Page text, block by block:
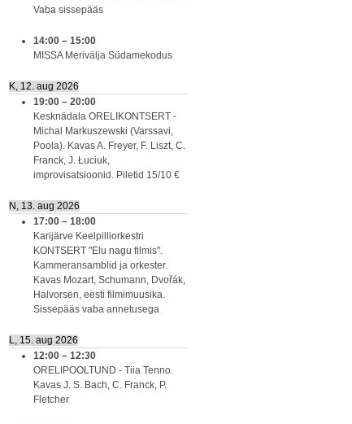
Vaba sissepääs
14:00 – 15:00
MISSA Merivälja Südamekodus
K, 12. aug 2026
19:00 – 20:00
Kesknädala ORELIKONTSERT -
Michal Markuszewski (Varssavi,
Poola). Kavas A. Freyer, F. Liszt, C.
Franck, J. Łuciuk,
improvisatsioonid. Piletid 15/10 €
N, 13. aug 2026
17:00 – 18:00
Karijärve Keelpilliorkestri
KONTSERT "Elu nagu filmis".
Kammeransamblid ja orkester.
Kavas Mozart, Schumann, Dvořák,
Halvorsen, eesti filmimuusika.
Sissepääs vaba annetusega
L, 15. aug 2026
12:00 – 12:30
ORELIPOOLTUND - Tiia Tenno.
Kavas J. S. Bach, C. Franck, P.
Fletcher